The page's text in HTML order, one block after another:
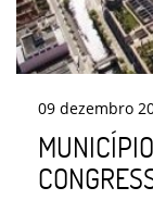
09 dezembro